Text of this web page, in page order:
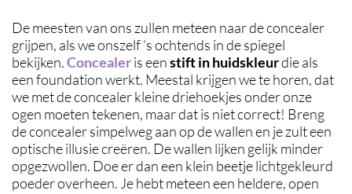
De meesten van ons zullen meteen naar de concealer
grijpen, als we onszelf ’s ochtends in de spiegel
bekijken.Concealeris eenstift in huidskleurdie als
een foundation werkt. Meestal krijgen we te horen, dat
we met de concealer kleine driehoekjes onder onze
ogen moeten tekenen, maar dat is niet correct! Breng
de concealer simpelweg aan op de wallen en je zult een
optische illusie creëren. De wallen lijken gelijk minder
opgezwollen. Doe er dan een klein beetje lichtgekleurd
poeder overheen. Je hebt meteen een heldere, open